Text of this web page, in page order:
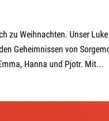
zu Weihnachten. Unser
Geheimnissen von
Hanna und Pjotr. Mit...